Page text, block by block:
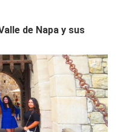
de Napa y sus